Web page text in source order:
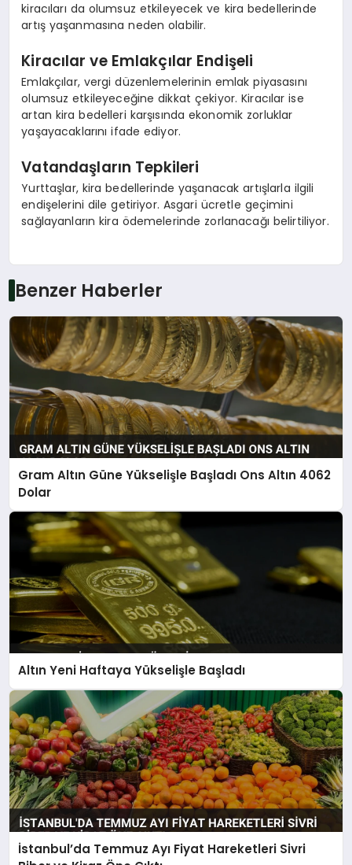
kiracıları da olumsuz etkileyecek ve kira bedellerinde
artış yaşanmasına neden olabilir.
Kiracılar ve Emlakçılar Endişeli
Emlakçılar, vergi düzenlemelerinin emlak piyasasını
olumsuz etkileyeceğine dikkat çekiyor. Kiracılar ise
artan kira bedelleri karşısında ekonomik zorluklar
yaşayacaklarını ifade ediyor.
Vatandaşların Tepkileri
Yurttaşlar, kira bedellerinde yaşanacak artışlarla ilgili
endişelerini dile getiriyor. Asgari ücretle geçimini
sağlayanların kira ödemelerinde zorlanacağı belirtiliyor.
Benzer Haberler
Gram Altın Güne Yükselişle Başladı Ons Altın 4062
Dolar
Altın Yeni Haftaya Yükselişle Başladı
İstanbul’da Temmuz Ayı Fiyat Hareketleri Sivri